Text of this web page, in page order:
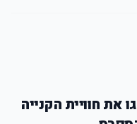
חוויית הקנייה